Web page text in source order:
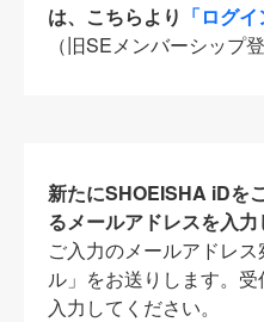
は、こちらより 「ログイ
（旧SEメンバーシップ
新たにSHOEISHA iDを
るメールアドレスを入力
ご入力のメールアドレ
ル」をお送りします。
入力してください。